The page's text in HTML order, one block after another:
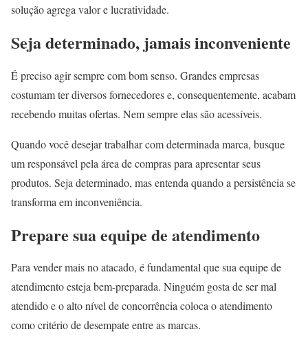
solução agrega valor e lucratividade.
Seja determinado, jamais inconveniente
É preciso agir sempre com bom senso. Grandes empresas
costumam ter diversos fornecedores e, consequentemente, acabam
recebendo muitas ofertas. Nem sempre elas são acessíveis.
Quando você desejar trabalhar com determinada marca, busque
um responsável pela área de compras para apresentar seus
produtos. Seja determinado, mas entenda quando a persistência se
transforma em inconveniência.
Prepare sua equipe de atendimento
Para vender mais no atacado, é fundamental que sua equipe de
atendimento esteja bem-preparada. Ninguém gosta de ser mal
atendido e o alto nível de concorrência coloca o atendimento
como critério de desempate entre as marcas.